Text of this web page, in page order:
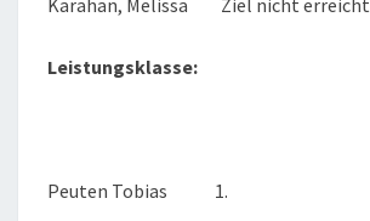
Karahan, Melissa Ziel nicht erreicht
Leistungsklasse:
Peuten Tobias 1.